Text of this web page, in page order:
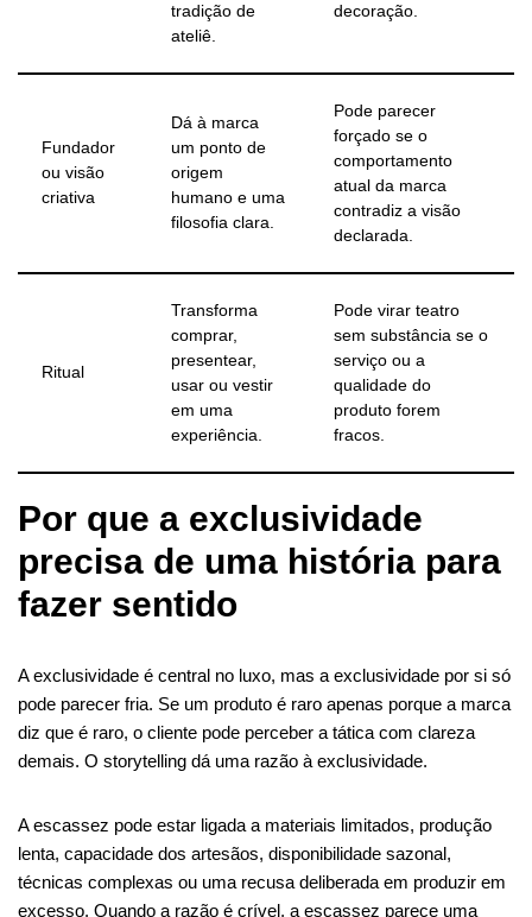
tradição de
ateliê.
decoração.
Fundador
ou visão
criativa
Dá à marca
um ponto de
origem
humano e uma
filosofia clara.
Pode parecer
forçado se o
comportamento
atual da marca
contradiz a visão
declarada.
Ritual
Transforma
comprar,
presentear,
usar ou vestir
em uma
experiência.
Pode virar teatro
sem substância se o
serviço ou a
qualidade do
produto forem
fracos.
Por que a exclusividade
precisa de uma história para
fazer sentido
A exclusividade é central no luxo, mas a exclusividade por si só
pode parecer fria. Se um produto é raro apenas porque a marca
diz que é raro, o cliente pode perceber a tática com clareza
demais. O storytelling dá uma razão à exclusividade.
A escassez pode estar ligada a materiais limitados, produção
lenta, capacidade dos artesãos, disponibilidade sazonal,
técnicas complexas ou uma recusa deliberada em produzir em
excesso. Quando a razão é crível, a escassez parece uma